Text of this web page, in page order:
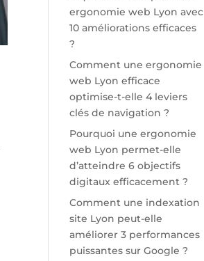
ergonomie web Lyon avec
10 améliorations efficaces
?
Comment une ergonomie
web Lyon efficace
optimise-t-elle 4 leviers
clés de navigation ?
Pourquoi une ergonomie
web Lyon permet-elle
d’atteindre 6 objectifs
digitaux efficacement ?
Comment une indexation
site Lyon peut-elle
améliorer 3 performances
puissantes sur Google ?